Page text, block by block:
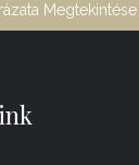
Megtekintése